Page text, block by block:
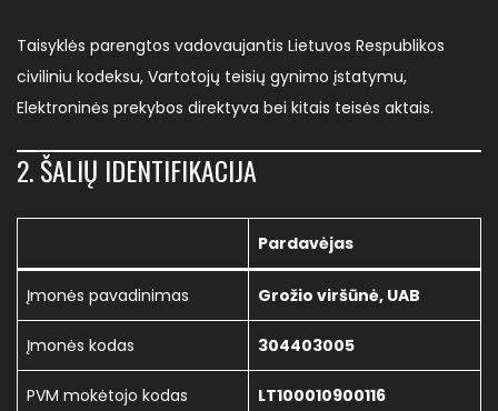
Taisyklės parengtos vadovaujantis Lietuvos Respublikos
civiliniu kodeksu, Vartotojų teisių gynimo įstatymu,
Elektroninės prekybos direktyva bei kitais teisės aktais.
2. ŠALIŲ IDENTIFIKACIJA
Pardavėjas
Įmonės pavadinimas Grožio viršūnė, UAB
Įmonės kodas 304403005
PVM mokėtojo kodas LT100010900116